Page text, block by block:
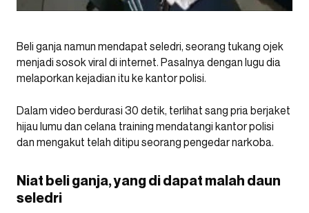
Beli ganja namun mendapat seledri, seorang tukang ojek
menjadi sosok viral di internet. Pasalnya dengan lugu dia
melaporkan kejadian itu ke kantor polisi.
Dalam video berdurasi 30 detik, terlihat sang pria berjaket
hijau lumu dan celana training mendatangi kantor polisi
dan mengakut telah ditipu seorang pengedar narkoba.
Niat beli ganja, yang di dapat malah daun
seledri